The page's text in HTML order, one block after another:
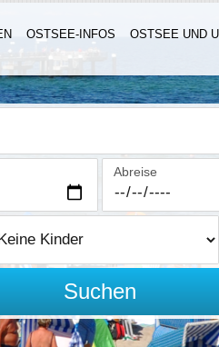
OSTSEE-INFOS
OSTSEE UND
Abreise
Suchen